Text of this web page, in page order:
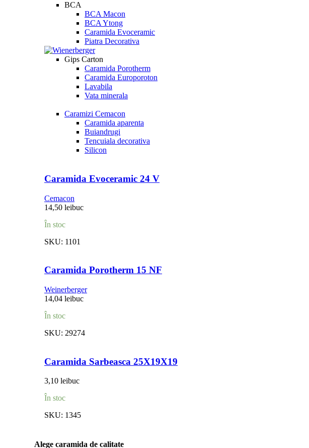
BCA
BCA Macon
BCA Ytong
Caramida Evoceramic
Piatra Decorativa
Gips Carton
Caramida Porotherm
Caramida Europoroton
Lavabila
Vata minerala
Caramizi Cemacon
Caramida aparenta
Buiandrugi
Tencuiala decorativa
Silicon
Caramida Evoceramic 24 V
Cemacon
14,50 leibuc
În stoc
SKU: 1101
Caramida Porotherm 15 NF
Weinerberger
14,04 leibuc
În stoc
SKU: 29274
Caramida Sarbeasca 25X19X19
3,10 leibuc
În stoc
SKU: 1345
Alege caramida de calitate